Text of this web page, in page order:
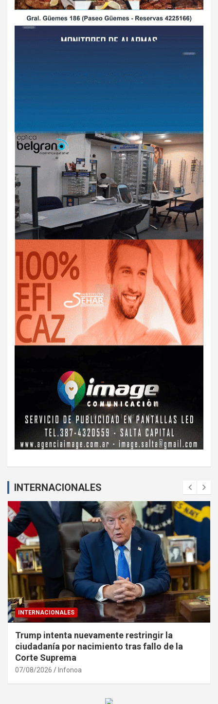
INTERNACIONALES
INTERNACIONALES
Trump intenta nuevamente restringir la
ciudadanía por nacimiento tras fallo de la
Corte Suprema
07/08/2026 Infonoa